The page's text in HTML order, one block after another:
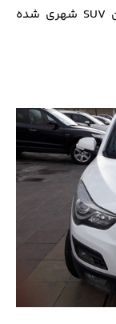
نمايشگاه گوانگژو برنده جايزه سالانه بهترين SUV شهري شده